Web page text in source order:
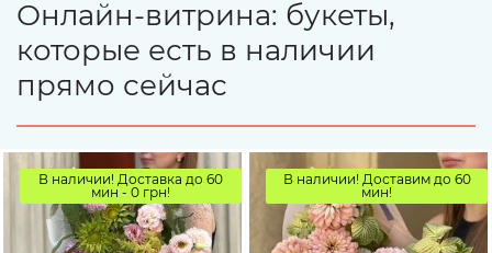
Онлайн-витрина: букеты,
которые есть в наличии
прямо сейчас
В наличии! Доставка до 60
мин - 0 грн!
В наличии! Доставим до 60
мин!